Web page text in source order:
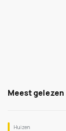
Meest gelezen
Huizen